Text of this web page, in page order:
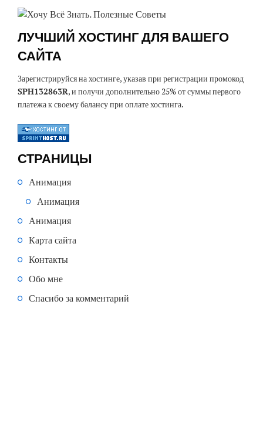
ЛУЧШИЙ ХОСТИНГ ДЛЯ ВАШЕГО
САЙТА
Зарегистрируйся на хостинге, указав при регистрации промокод
SPH132863R, и получи дополнительно 25% от суммы первого
платежа к своему балансу при оплате хостинга.
СТРАНИЦЫ
Анимация
Анимация
Анимация
Карта сайта
Контакты
Обо мне
Спасибо за комментарий